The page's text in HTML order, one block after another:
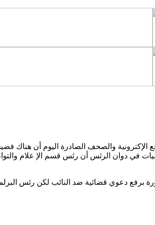
الإكترونية والصحف الصادرة اليوم أن هناك
في دوان الرئس أن رئس قسم الإ علام
برفع دعوي قضائية ضد النائب لكن رئس